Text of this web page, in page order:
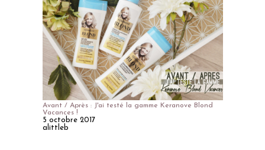
Avant / Après : J'ai testé la gamme Keranove Blond
Vacances !
5 octobre 2017
alittleb